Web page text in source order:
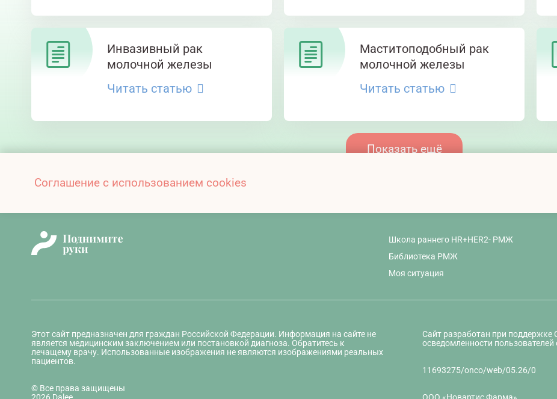
Инвазивный рак
молочной железы
Читать статью
Маститоподобный рак
молочной железы
Читать статью
Показать ещё
Школа раннего HR+HER2- РМЖ
Библиотека РМЖ
Моя ситуация
Этот сайт предназначен для граждан Российской Федерации. Информация на сайте не
является медицинским заключением или постановкой диагноза. Обратитесь к
лечащему врачу. Использованные изображения не являются изображениями реальных
пациентов.
© Все права защищены
Сайт разработан при
осведомленности
11693275/onco/web/05.26/0
Соглашение с использованием cookies